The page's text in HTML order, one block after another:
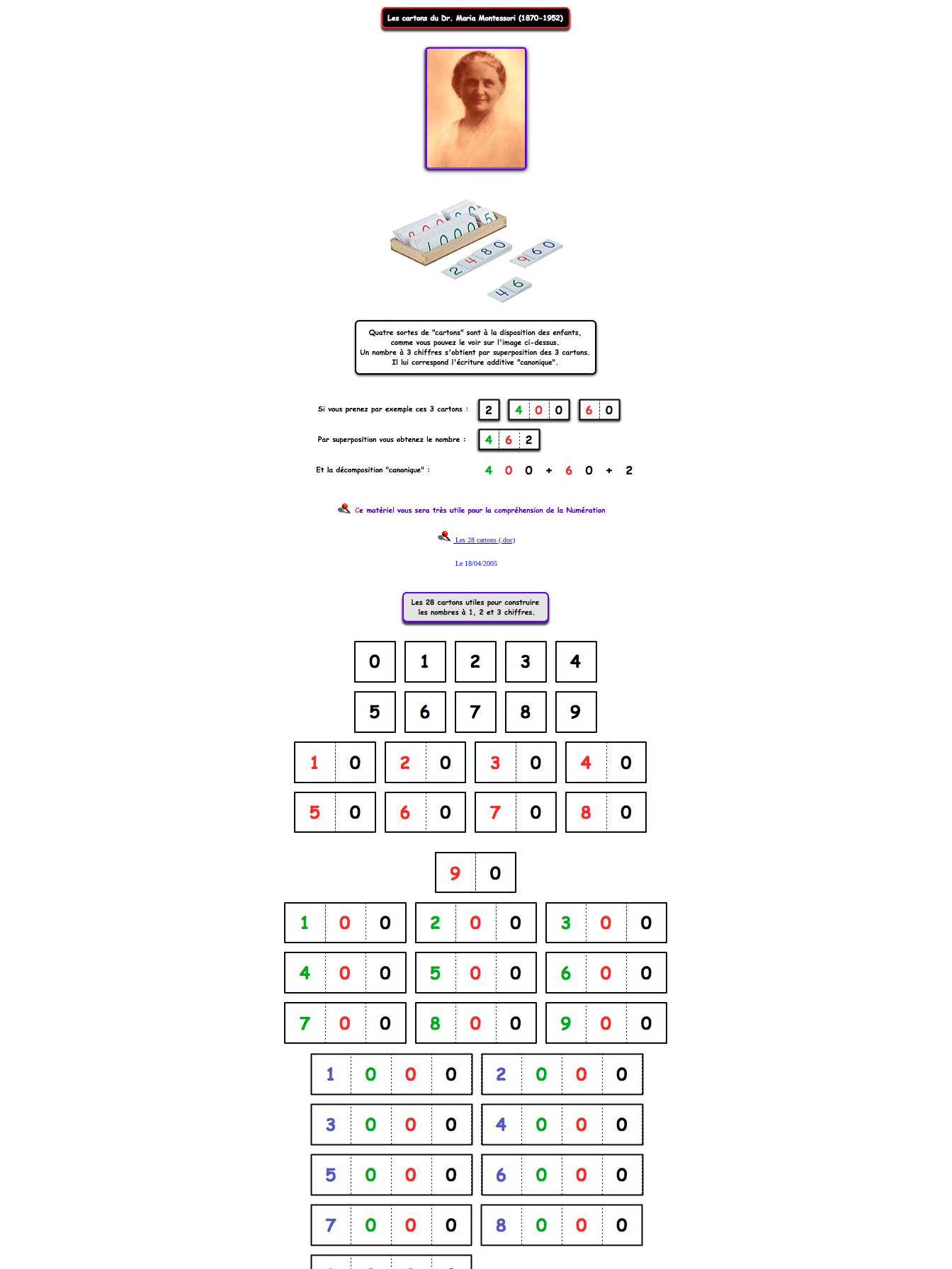
Les 28 cartons (.doc)
Le 18/04/2005